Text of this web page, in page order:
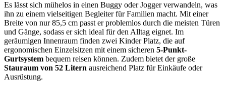
Es lässt sich mühelos in einen Buggy oder Jogger verwandeln, was
ihn zu einem vielseitigen Begleiter für Familien macht. Mit einer
Breite von nur 85,5 cm passt er problemlos durch die meisten Türen
und Gänge, sodass er sich ideal für den Alltag eignet. Im
geräumigen Innenraum finden zwei Kinder Platz, die auf
ergonomischen Einzelsitzen mit einem sicheren 5-Punkt-
Gurtsystem bequem reisen können. Zudem bietet der große
Stauraum von 52 Litern ausreichend Platz für Einkäufe oder
Ausrüstung.